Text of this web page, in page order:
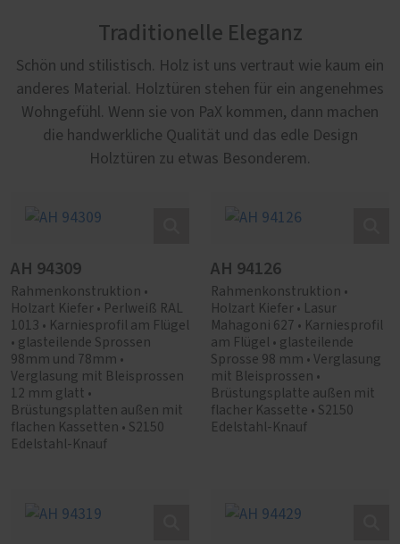
Traditionelle Eleganz
Schön und stilistisch. Holz ist uns vertraut wie kaum ein
anderes Material. Holztüren stehen für ein angenehmes
Wohngefühl. Wenn sie von PaX kommen, dann machen
die handwerkliche Qualität und das edle Design
Holztüren zu etwas Besonderem.
AH 94309
Rahmenkonstruktion •
Holzart Kiefer • Perlweiß RAL
1013 • Karniesprofil am Flügel
• glasteilende Sprossen
98mm und 78mm •
Verglasung mit Bleisprossen
12 mm glatt •
Brüstungsplatten außen mit
flachen Kassetten • S2150
Edelstahl-Knauf
AH 94126
Rahmenkonstruktion •
Holzart Kiefer • Lasur
Mahagoni 627 • Karniesprofil
am Flügel • glasteilende
Sprosse 98 mm • Verglasung
mit Bleisprossen •
Brüstungsplatte außen mit
flacher Kassette • S2150
Edelstahl-Knauf